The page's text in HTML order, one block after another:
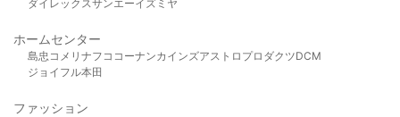
ダイレックスサンエーイズミヤ
ホームセンター
島忠 コメリ ナフコ コーナンカインズアストロプロダクツDCM
ジョイフル本田
ファッション